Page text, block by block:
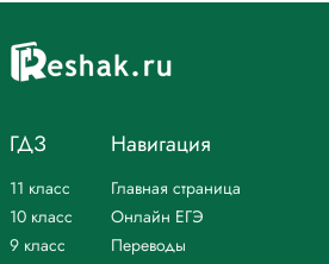
ГДЗ
11 класс
10 класс
9 класс
Навигация
Главная страница
Онлайн ЕГЭ
Переводы